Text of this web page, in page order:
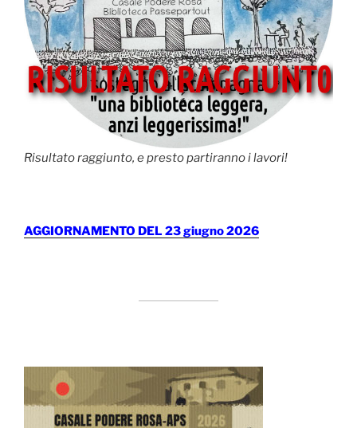
Risultato raggiunto, e presto partiranno i lavori!
AGGIORNAMENTO DEL 23 giugno 2026